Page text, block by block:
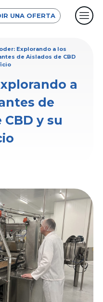
UNA OFERTA
Explorando a los
de Aislados de CBD
a
de
y su